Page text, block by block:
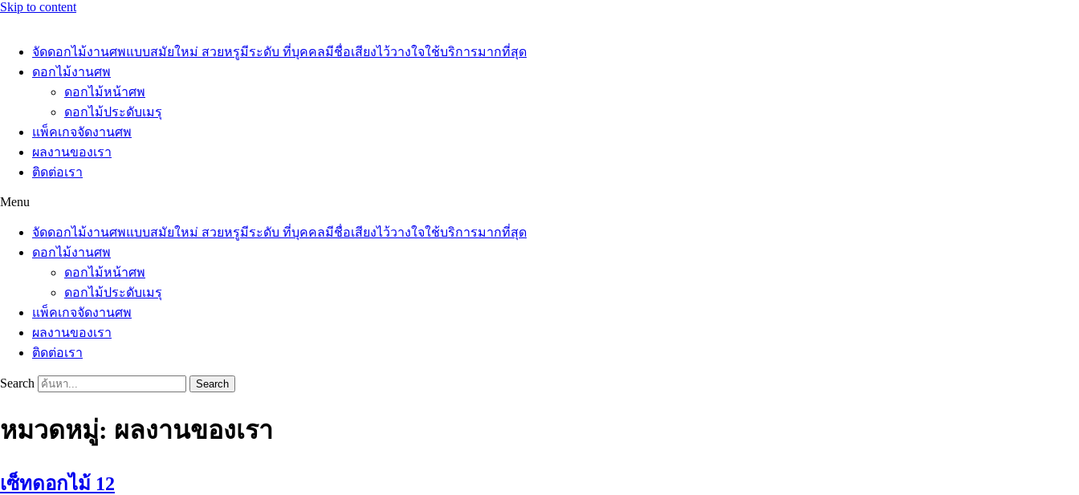
Skip to content
จัดดอกไม้งานศพแบบสมัยใหม่ สวยหรูมีระดับ ที่บุคคลมีชื่อเสียงไว้วางใจใช้บริการมากที่สุด
ดอกไม้งานศพ
ดอกไม้หน้าศพ
ดอกไม้ประดับเมรุ
แพ็คเกจจัดงานศพ
ผลงานของเรา
ติดต่อเรา
Menu
จัดดอกไม้งานศพแบบสมัยใหม่ สวยหรูมีระดับ ที่บุคคลมีชื่อเสียงไว้วางใจใช้บริการมากที่สุด
ดอกไม้งานศพ
ดอกไม้หน้าศพ
ดอกไม้ประดับเมรุ
แพ็คเกจจัดงานศพ
ผลงานของเรา
ติดต่อเรา
Search Search
หมวดหมู่: ผลงานของเรา
เซ็ทดอกไม้ 12